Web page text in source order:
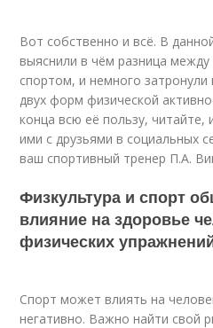
Вот собственно и всё. В
выяснили в чём разница между
спортом, и немного затронули
двух форм физической
конца всю её пользу, читайте,
ими с друзьями в социальных
ваш спортивный тренер П.А.
Физкультура и спорт
влияние на здоровье
физических
Спорт может влиять на
негативно. Важно найти свой